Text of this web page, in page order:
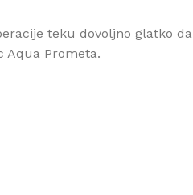
teku dovoljno glatko da
Aqua Prometa.